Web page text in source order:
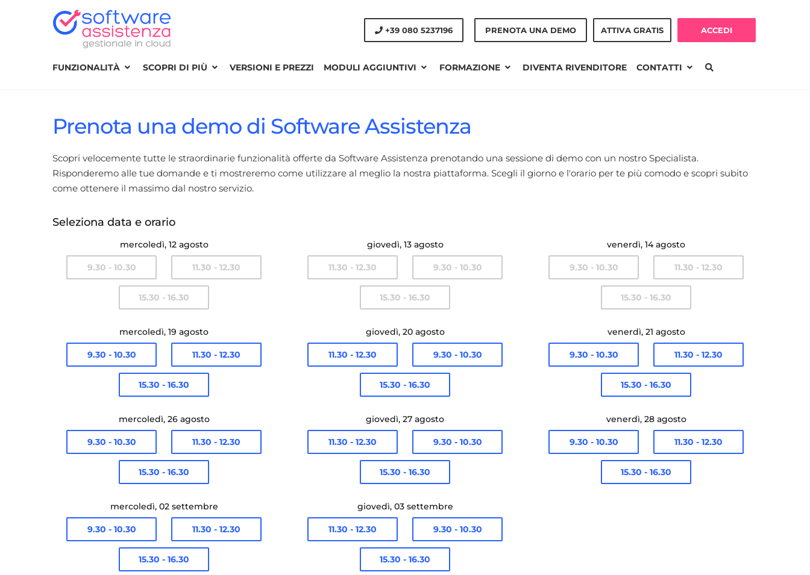
+39 080 5237196 PRENOTA UNA DEMO ATTIVA GRATIS ACCEDI
FUNZIONALITÀ SCOPRI DI PIÙ VERSIONI E PREZZI MODULI AGGIUNTIVI FORMAZIONE DIVENTA RIVENDITORE CONTATTI
Prenota una demo di Software Assistenza
Scopri velocemente tutte le straordinarie funzionalità offerte da Software Assistenza prenotando una sessione di demo con un nostro Specialista.
Risponderemo alle tue domande e ti mostreremo come utilizzare al meglio la nostra piattaforma. Scegli il giorno e l'orario per te più comodo e scopri subito
come ottenere il massimo dal nostro servizio.
Seleziona data e orario
mercoledì, 12 agosto
9.30 - 10.30 11.30 - 12.30
15.30 - 16.30
giovedì, 13 agosto
11.30 - 12.30 9.30 - 10.30
15.30 - 16.30
venerdì, 14 agosto
9.30 - 10.30 11.30 - 12.30
15.30 - 16.30
mercoledì, 19 agosto
9.30 - 10.30 11.30 - 12.30
15.30 - 16.30
giovedì, 20 agosto
11.30 - 12.30 9.30 - 10.30
15.30 - 16.30
venerdì, 21 agosto
9.30 - 10.30 11.30 - 12.30
15.30 - 16.30
mercoledì, 26 agosto
9.30 - 10.30 11.30 - 12.30
15.30 - 16.30
giovedì, 27 agosto
11.30 - 12.30 9.30 - 10.30
15.30 - 16.30
venerdì, 28 agosto
9.30 - 10.30 11.30 - 12.30
15.30 - 16.30
mercoledì, 02 settembre
9.30 - 10.30 11.30 - 12.30
15.30 - 16.30
giovedì, 03 settembre
11.30 - 12.30 9.30 - 10.30
15.30 - 16.30